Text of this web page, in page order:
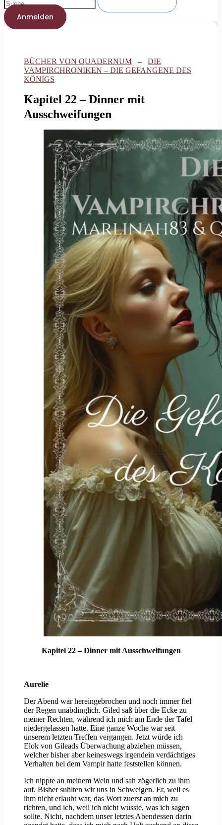
Anmelden
BÜCHER VON QUADERNUM – DIE
VAMPIRCHRONIKEN – DIE GEFANGENE DES
KÖNIGS
Kapitel 22 – Dinner mit
Ausschweifungen
Kapitel 22 – Dinner mit Ausschweifungen
Aurelie
Der Abend war hereingebrochen und noch immer fiel
der Regen unabdinglich. Giled saß über die Ecke zu
meiner Rechten, während ich mich am Ende der Tafel
niedergelassen hatte. Eine ganze Woche war seit
unserem letzten Treffen vergangen. Jetzt würde ich
Elok von Gileads Überwachung abziehen müssen,
welcher bisher aber keineswegs irgendein verdächtiges
Verhalten bei dem Vampir hatte feststellen können.
Ich nippte an meinem Wein und sah zögerlich zu ihm
auf. Bisher suhlten wir uns in Schweigen. Er, weil es
ihm nicht erlaubt war, das Wort zuerst an mich zu
richten, und ich, weil ich nicht wusste, was ich sagen
sollte. Nicht, nachdem unser letztes Abendessen darin